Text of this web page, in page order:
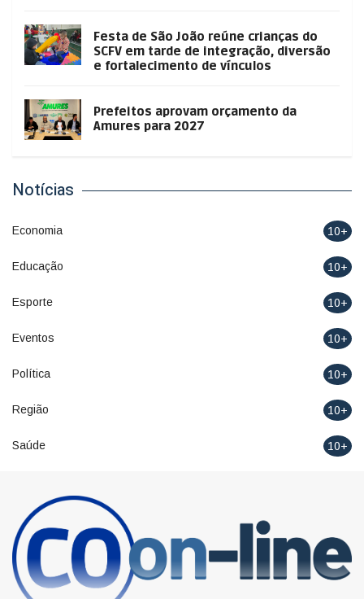
Festa de São João reúne crianças do
SCFV em tarde de integração, diversão
e fortalecimento de vínculos
Prefeitos aprovam orçamento da
Amures para 2027
Notícias
Economia 10+
Educação 10+
Esporte 10+
Eventos 10+
Política 10+
Região 10+
Saúde 10+